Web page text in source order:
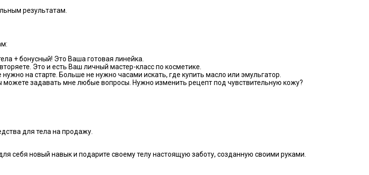
результатам.
+ бонусный! Это Ваша готовая линейка.
Это и есть Ваш личный мастер-класс по косметике.
на старте. Больше не нужно часами искать, где купить масло или эмульгатор.
задавать мне любые вопросы. Нужно изменить рецепт под чувствительную кожу?
для тела на продажу.
себя новый навык и подарите своему телу настоящую заботу, созданную своими руками.